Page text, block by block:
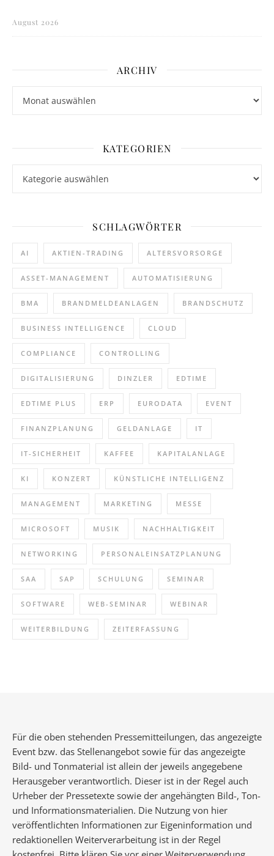
August 2026
ARCHIV
KATEGORIEN
SCHLAGWÖRTER
AI AKTIEN-TRADING ALTERSVORSORGE
ASSET-MANAGEMENT AUTOMATISIERUNG
BMA BRANDMELDEANLAGEN BRANDSCHUTZ
BUSINESS INTELLIGENCE CLOUD
COMPLIANCE CONTROLLING
DIGITALISIERUNG DINZLER EDTIME
EDTIME PLUS ERP EURODATA EVENT
FINANZPLANUNG GELDANLAGE IT
IT-SICHERHEIT KAFFEE KAPITALANLAGE
KI KONZERT KÜNSTLICHE INTELLIGENZ
MANAGEMENT MARKETING MESSE
MICROSOFT MUSIK NACHHALTIGKEIT
NETWORKING PERSONALEINSATZPLANUNG
SAA SAP SCHULUNG SEMINAR
SOFTWARE WEB-SEMINAR WEBINAR
WEITERBILDUNG ZEITERFASSUNG
Für die oben stehenden Pressemitteilungen, das angezeigte
Event bzw. das Stellenangebot sowie für das angezeigte
Bild- und Tonmaterial ist allein der jeweils angegebene
Herausgeber verantwortlich. Dieser ist in der Regel auch
Urheber der Pressetexte sowie der angehängten Bild-, Ton-
und Informationsmaterialien. Die Nutzung von hier
veröffentlichten Informationen zur Eigeninformation und
redaktionellen Weiterverarbeitung ist in der Regel